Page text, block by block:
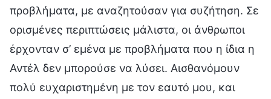
προβλήματα, με αναζητούσαν για συζήτηση. Σε
ορισμένες περιπτώσεις μάλιστα, οι άνθρωποι
έρχονταν σ’ εμένα με προβλήματα που η ίδια η
Αντέλ δεν μπορούσε να λύσει. Αισθανόμουν
πολύ ευχαριστημένη με τον εαυτό μου, και